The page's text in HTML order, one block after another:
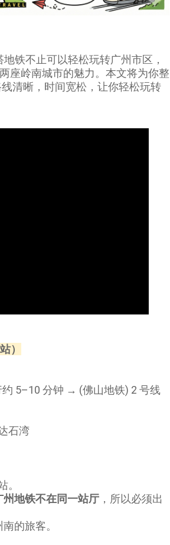
铁不止可以轻松玩转广州市区，
座岭南城市的魅力。本文将为你整
线清晰，时间宽松，让你轻松玩转
）
5–10 分钟 → (佛山地铁) 2 号线
石湾
。
地铁不在同一站厅 ，所以必须出
的旅客。